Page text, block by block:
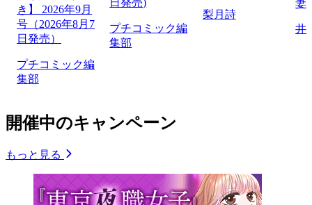
き】 2026年9月
号（2026年8月7
日発売）
プチコミック編
集部
プチコミック編
集部
梨月詩
妻
井
開催中のキャンペーン
もっと見る